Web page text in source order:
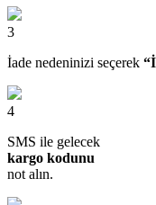
3
İade nedeninizi seçerek
4
SMS ile gelecek
kargo kodunu
not alın.